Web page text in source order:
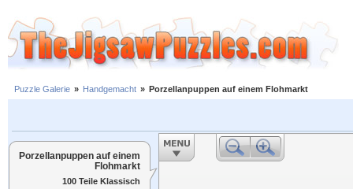
Puzzle Galerie » Handgemacht » Porzellanpuppen auf einem Flohmarkt
Porzellanpuppen auf einem
Flohmarkt
100 Teile Klassisch